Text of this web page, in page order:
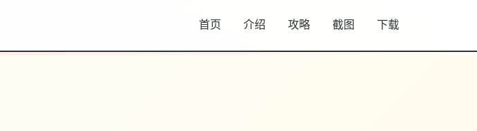
首页 介绍 攻略 截图 下载